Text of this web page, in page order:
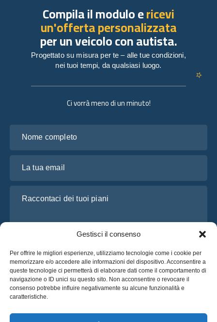
Gestisci il consenso
Per offrire le migliori esperienze, utilizziamo tecnologie come i cookie per
memorizzare e/o accedere alle informazioni del dispositivo. Acconsentire a
queste tecnologie ci permetterà di elaborare dati come il comportamento di
navigazione o ID unici su questo sito. Non acconsentire o revocare il
consenso potrebbe influire negativamente su alcune funzionalità e
caratteristiche.
Ci vorrà meno di un minuto!
Ho letto e accetto l’Informativa sulla privacydi OsaBus
Richiedi un preventivo
Compila il modulo ericevi
un'offerta personalizzata
per un veicolo con autista.
Progettato su misura per te – alle tue condizioni,
nei tuoi tempi, da qualsiasi luogo.